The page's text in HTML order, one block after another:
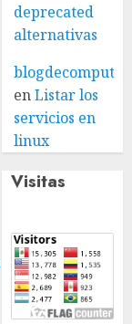
deprecated
alternativas
enListar los
servicios en
linux
Visitas